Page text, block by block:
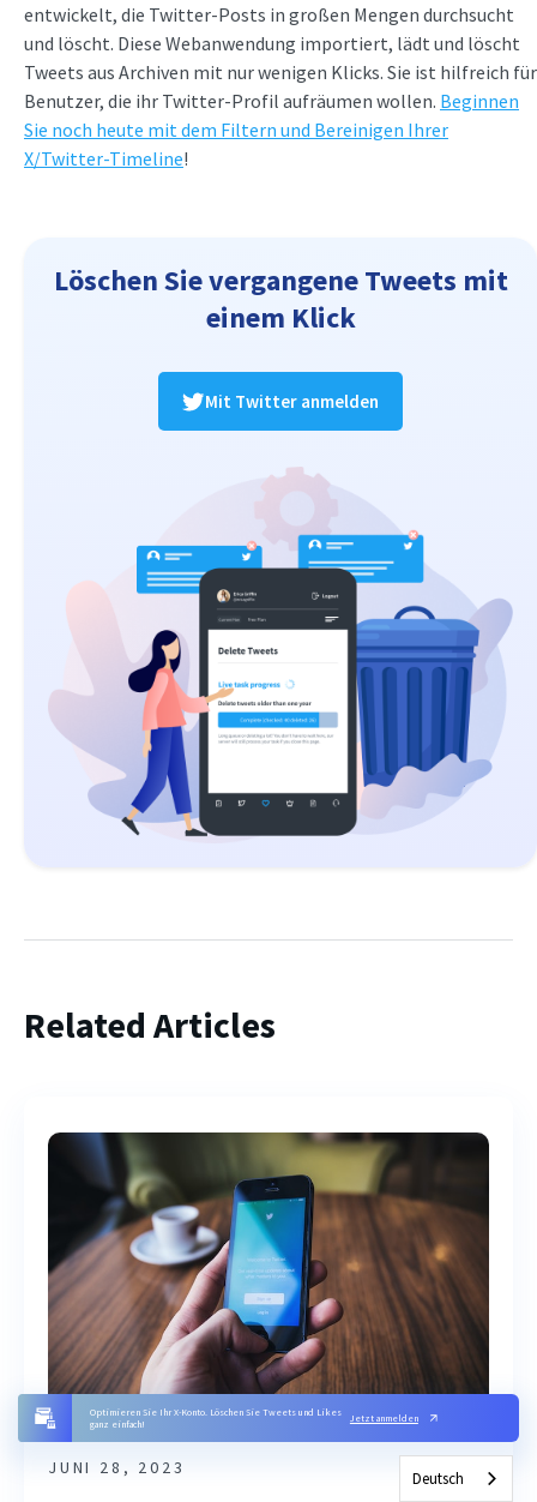
entwickelt, die Twitter-Posts in großen Mengen durchsucht
und löscht. Diese Webanwendung importiert, lädt und löscht
Tweets aus Archiven mit nur wenigen Klicks. Sie ist hilfreich für
Benutzer, die ihr Twitter-Profil aufräumen wollen. Beginnen
Sie noch heute mit dem Filtern und Bereinigen Ihrer
X/Twitter-Timeline!
Löschen Sie vergangene Tweets mit
einem Klick
Mit Twitter anmelden
Optimieren Sie Ihr X-Konto. Löschen Sie Tweets und Likes
ganz einfach!
Jetzt anmelden
Related Articles
JUNI 28, 2023
Deutsch